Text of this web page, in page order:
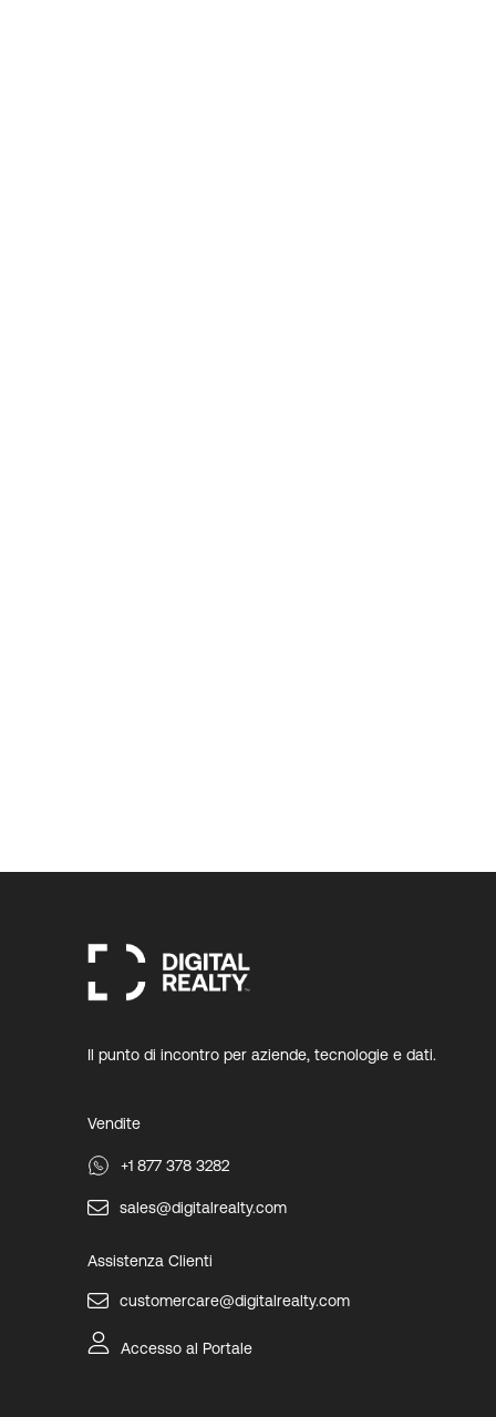
Il punto di incontro per aziende, tecnologie e dati.
Vendite
+1 877 378 3282
sales@digitalrealty.com
Assistenza Clienti
customercare@digitalrealty.com
Accesso al Portale